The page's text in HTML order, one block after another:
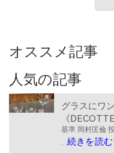
オススメ記事
人気の記事
グラスにワ
《DECOTTE
基準 岡村匡倫
...続きを読む